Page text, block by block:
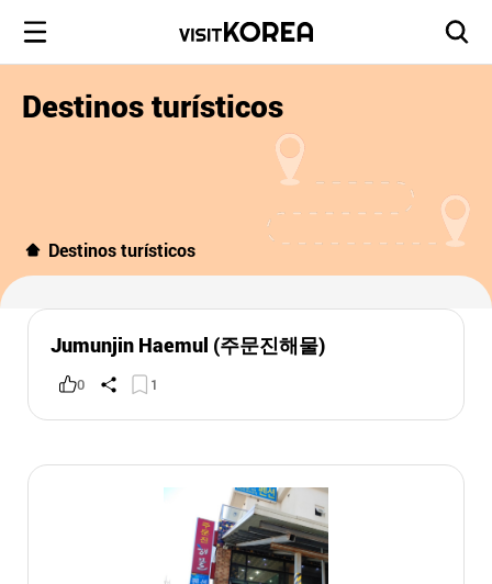
Destinos turísticos
Destinos turísticos
Jumunjin Haemul (주문진해물)
0 1